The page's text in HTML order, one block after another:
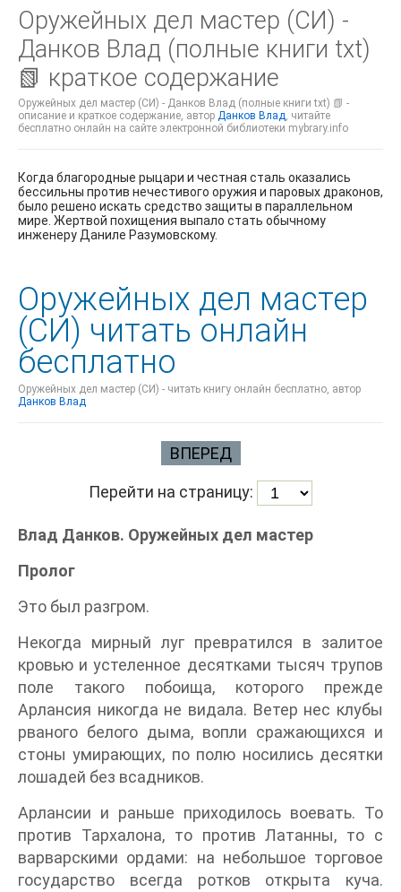
Оружейных дел мастер (СИ) -
Данков Влад (полные книги txt)
📗 краткое содержание
Оружейных дел мастер (СИ) - Данков Влад (полные книги txt) 📗 -
описание и краткое содержание, автор Данков Влад, читайте
бесплатно онлайн на сайте электронной библиотеки mybrary.info
Когда благородные рыцари и честная сталь оказались
бессильны против нечестивого оружия и паровых драконов,
было решено искать средство защиты в параллельном
мире. Жертвой похищения выпало стать обычному
инженеру Даниле Разумовскому.
Оружейных дел мастер
(СИ) читать онлайн
бесплатно
Оружейных дел мастер (СИ) - читать книгу онлайн бесплатно, автор
Данков Влад
ВПЕРЕД
Перейти на страницу:
Влад Данков. Оружейных дел мастер
Пролог
Это был разгром.
Некогда мирный луг превратился в залитое
кровью и устеленное десятками тысяч трупов
поле такого побоища, которого прежде
Арлансия никогда не видала. Ветер нес клубы
рваного белого дыма, вопли сражающихся и
стоны умирающих, по полю носились десятки
лошадей без всадников.
Арлансии и раньше приходилось воевать. То
против Тархалона, то против Латанны, то с
варварскими ордами: на небольшое торговое
государство всегда ротков открыта куча.